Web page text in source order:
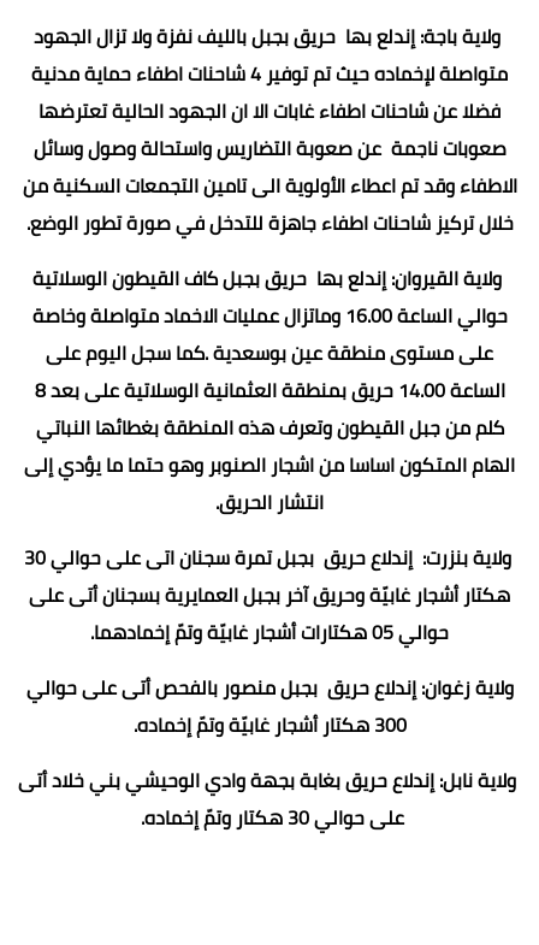
ولاية باجة: إندلع بها حريق بجبل بالليف نفزة ولا تزال الجهود
متواصلة لإخماده حيث تم توفير 4 شاحنات اطفاء حماية مدنية
فضلا عن شاحنات اطفاء غابات الا ان الجهود الحالية تعترضها
صعوبات ناجمة عن صعوبة التضاريس واستحالة وصول وسائل
الاطفاء وقد تم اعطاء الأولوية الى تامين التجمعات السكنية من
خلال تركيز شاحنات اطفاء جاهزة للتدخل في صورة تطور الوضع.
ولاية القيروان: إندلع بها حريق بجبل كاف القيطون الوسلاتية
حوالي الساعة 16.00 وماتزال عمليات الاخماد متواصلة وخاصة
على مستوى منطقة عين بوسعدية .كما سجل اليوم على
الساعة 14.00 حريق بمنطقة العثمانية الوسلاتية على بعد 8
كلم من جبل القيطون وتعرف هذه المنطقة بغطائها النباتي
الهام المتكون اساسا من اشجار الصنوبر وهو حتما ما يؤدي إلى
انتشار الحريق.
ولاية بنزرت: إندلاع حريق بجبل تمرة سجنان اتى على حوالي 30
هكتار أشجار غابيّة وحريق آخر بجبل العمايرية بسجنان أتى على
حوالي 05 هكتارات أشجار غابيّة وتمّ إخمادهما.
ولاية زغوان: إندلاع حريق بجبل منصور بالفحص أتى على حوالي
300 هكتار أشجار غابيّة وتمّ إخماده.
ولاية نابل: إندلاع حريق بغابة بجهة وادي الوحيشي بني خلاد أتى
على حوالي 30 هكتار وتمّ إخماده.